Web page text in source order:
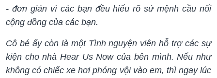
- đơn giản vì các bạn đều hiểu rõ sứ mệnh cầu nối
cộng đồng của các bạn.
Cô bé ấy còn là một Tình nguyện viên hỗ trợ các sự
kiện cho nhà Hear Us Now của bên mình. Nếu như
không có chiếc xe hơi phóng vội vào em, thì ngay lúc